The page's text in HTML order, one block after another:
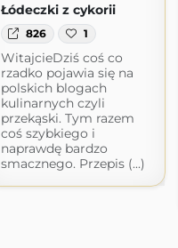
Łódeczki z cykorii
826 1
WitajcieDziś coś co
rzadko pojawia się na
polskich blogach
kulinarnych czyli
przekąski. Tym razem
coś szybkiego i
naprawdę bardzo
smacznego. Przepis (...)